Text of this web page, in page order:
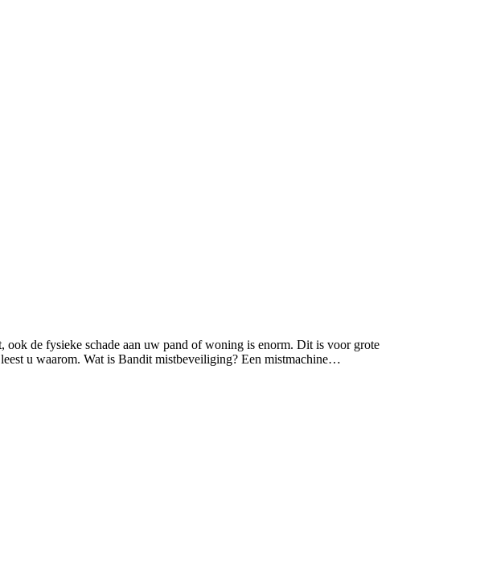
ook de fysieke schade aan uw pand of woning is enorm. Dit is voor grote
u waarom. Wat is Bandit mistbeveiliging? Een mistmachine…